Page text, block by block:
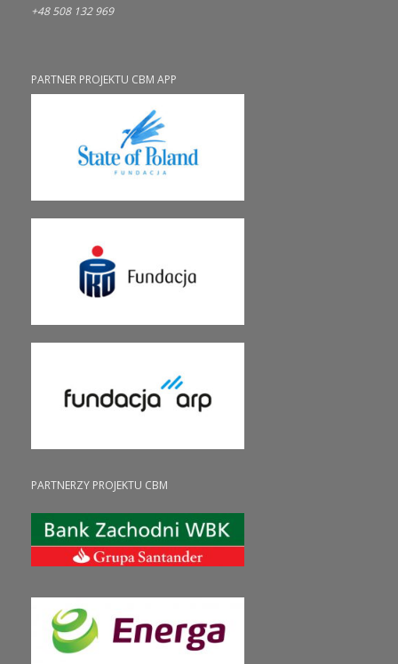
+48 508 132 969
PARTNER PROJEKTU CBM APP
PARTNERZY PROJEKTU CBM